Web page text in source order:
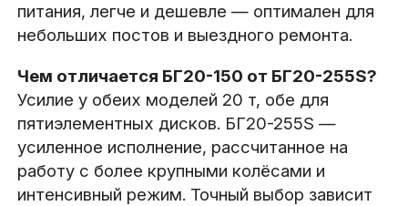
питания, легче и дешевле — оптимален для
небольших постов и выездного ремонта.
Чем отличается БГ20-150 от БГ20-255S?
Усилие у обеих моделей 20 т, обе для
пятиэлементных дисков. БГ20-255S —
усиленное исполнение, рассчитанное на
работу с более крупными колёсами и
интенсивный режим. Точный выбор зависит